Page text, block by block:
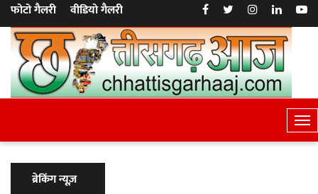
फोटो गैलरी वीडियो गैलरी
T
o
ब्रेकिंग न्यूज़